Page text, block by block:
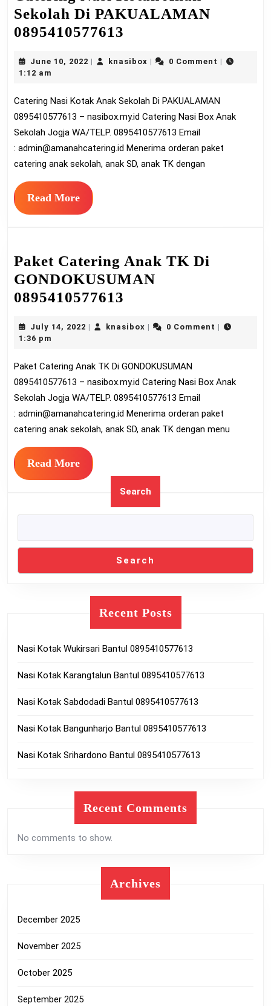
Sekolah Di PAKUALAMAN
0895410577613
Kotak
Sekolah
Di
PAKUALAMAN
0895410577613
June 10, 2022 June knasiboxknasibox0 Comment
1:12 am
Catering Nasi Kotak Anak Sekolah Di PAKUALAMAN
0895410577613 – nasibox.my.id Catering Nasi Box Anak
Sekolah Jogja WA/TELP. 0895410577613 Email
: admin@amanahcatering.id Menerima orderan paket
catering anak sekolah, anak SD, anak TK dengan
Read MoreRead
More
Paket Catering Anak TK Di
GONDOKUSUMAN
0895410577613
Anak
Di
GONDOKUSUMAN
0895410577613
July 14, 2022 July
knasiboxknasibox0 Comment
1:36 pm
Paket Catering Anak TK Di GONDOKUSUMAN
0895410577613 – nasibox.my.id Catering Nasi Box Anak
Sekolah Jogja WA/TELP. 0895410577613 Email
: admin@amanahcatering.id Menerima orderan paket
catering anak sekolah, anak SD, anak TK dengan menu
Read MoreRead
More
Search
Search
Recent Posts
Nasi Kotak Wukirsari Bantul 0895410577613
Nasi Kotak Karangtalun Bantul 0895410577613
Nasi Kotak Sabdodadi Bantul 0895410577613
Nasi Kotak Bangunharjo Bantul 0895410577613
Nasi Kotak Srihardono Bantul 0895410577613
Recent Comments
No comments to show.
Archives
December 2025
November 2025
October 2025
September 2025